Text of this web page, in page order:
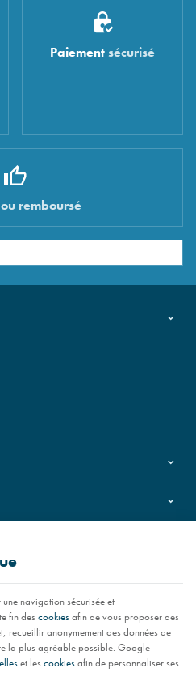
Paiement sécurisé
remboursé
navigation sécurisée et
fin descookiesafin de vous proposer des
recueillir anonymement des données de
la plus agréable possible. Google
et lescookiesafin de personnaliser ses